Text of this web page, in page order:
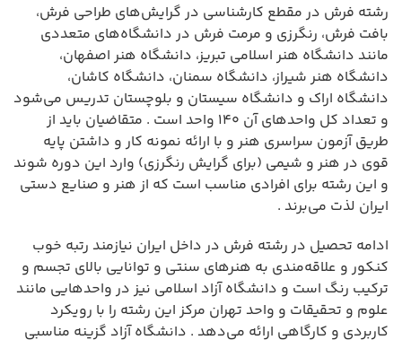
رشته فرش در مقطع کارشناسی در گرایش‌های طراحی فرش،
بافت فرش، رنگرزی و مرمت فرش در دانشگاه‌های متعددی
مانند دانشگاه هنر اسلامی تبریز، دانشگاه هنر اصفهان،
دانشگاه هنر شیراز، دانشگاه سمنان، دانشگاه کاشان،
دانشگاه اراک و دانشگاه سیستان و بلوچستان تدریس می‌شود
و تعداد کل واحدهای آن ۱۴۰ واحد است . متقاضیان باید از
طریق آزمون سراسری هنر و با ارائه نمونه کار و داشتن پایه
قوی در هنر و شیمی (برای گرایش رنگرزی) وارد این دوره شوند
و این رشته برای افرادی مناسب است که از هنر و صنایع دستی
ایران لذت می‌برند .
ادامه تحصیل در رشته فرش در داخل ایران نیازمند رتبه خوب
کنکور و علاقه‌مندی به هنرهای سنتی و توانایی بالای تجسم و
ترکیب رنگ است و دانشگاه آزاد اسلامی نیز در واحدهایی مانند
علوم و تحقیقات و واحد تهران مرکز این رشته را با رویکرد
کاربردی و کارگاهی ارائه می‌دهد . دانشگاه آزاد گزینه مناسبی